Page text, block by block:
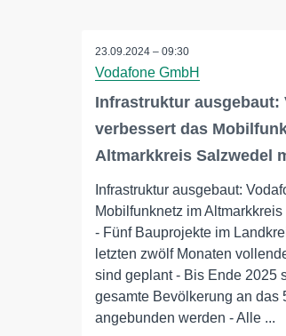
23.09.2024 – 09:30
Vodafone GmbH
Infrastruktur ausgebaut:
verbessert das
Altmarkkreis Salzwedel
Infrastruktur ausgebaut:
Mobilfunknetz im
- Fünf Bauprojekte im
letzten zwölf Monaten
sind geplant - Bis Ende 2025
gesamte Bevölkerung an das
angebunden werden - Alle ...